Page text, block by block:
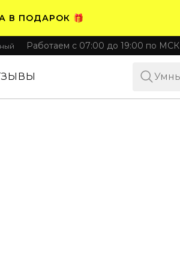
В ПОДАРОК 🎁
НОСИТЕ СРАЗУ 🛒
Работаем с 07:00 до 19:00 по МСК